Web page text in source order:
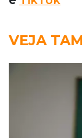
VEJA